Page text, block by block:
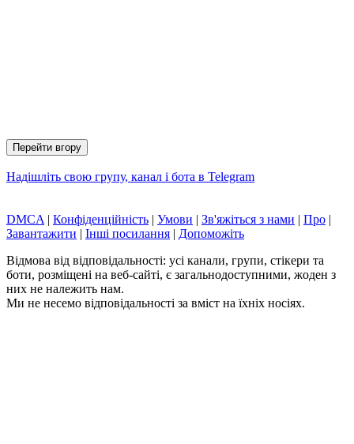
Перейти вгору
Надішліть свою групу, канал і бота в Telegram
DMCA | Конфіденційність | Умови | Зв'яжіться з нами | Про |
Завантажити | Інші посилання | Допоможіть
Відмова від відповідальності: усі канали, групи, стікери та
боти, розміщені на веб-сайті, є загальнодоступними, жоден з
них не належить нам.
Ми не несемо відповідальності за вміст на їхніх носіях.